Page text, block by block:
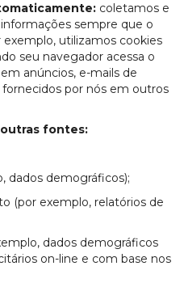
coletamos e
sempre que o
utilizamos cookies
seu navegador acessa o
anúncios, e-mails de
por nós em outros
fontes:
dados demográficos);
(por exemplo, relatórios de
dados demográficos
on-line e com base nos